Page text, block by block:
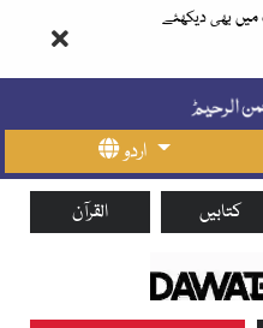
بھی دیکھئے
اردو
القرآن کتابیں